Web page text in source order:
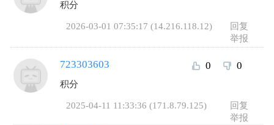
积分
2026-03-01 07:35:17 (14.216.118.12)
回复
举报
723303603 0 0
积分
2025-04-11 11:33:36 (171.8.79.125)
回复
举报